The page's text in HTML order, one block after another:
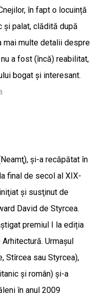
în fapt o locuință
și palat, clădită după
mai multe detalii despre
a fost (încă) reabilitat,
bogat și interesant.
şi-a recăpătat în
final de secol al XIX-
şi susţinut de
David de Styrcea.
premiul I la ediția
Urmaşul
Stîrcea sau Styrcea),
şi român) şi-a
în anul 2009